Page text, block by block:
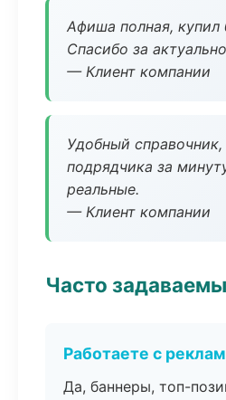
Афиша полная, купил
Спасибо за
— Клиент компании
Удобный
подрядчика за
реальные.
— Клиент компании
Часто
Работаете с
Да, баннеры, топ-